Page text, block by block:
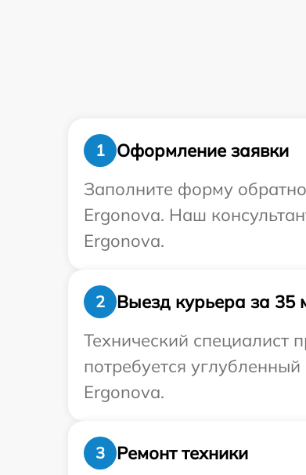
1
Оформление заявки
Заполните форму
Ergonova. Наш
Ergonova.
2
Выезд курьера за 35
Технический специалист
потребуется
Ergonova.
3
Ремонт техники